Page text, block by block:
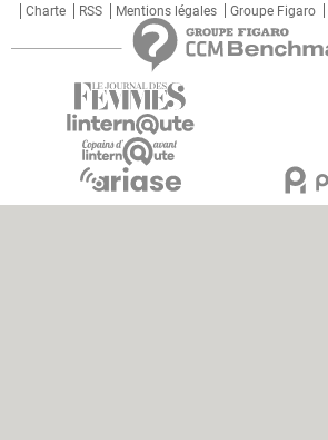
Charte
RSS Mentions légales Groupe Figaro